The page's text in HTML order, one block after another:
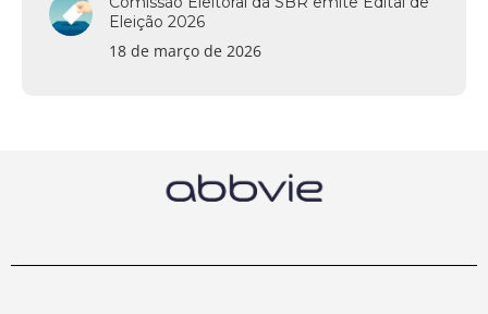
Eleição 2026
18 de março de 2026